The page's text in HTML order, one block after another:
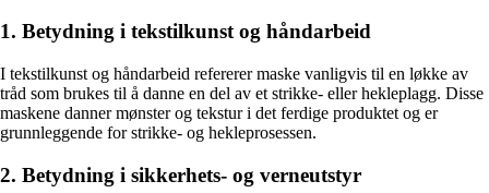
1. Betydning i tekstilkunst og håndarbeid
I tekstilkunst og håndarbeid refererer maske vanligvis til en løkke av
tråd som brukes til å danne en del av et strikke- eller hekleplagg. Disse
maskene danner mønster og tekstur i det ferdige produktet og er
grunnleggende for strikke- og hekleprosessen.
2. Betydning i sikkerhets- og verneutstyr